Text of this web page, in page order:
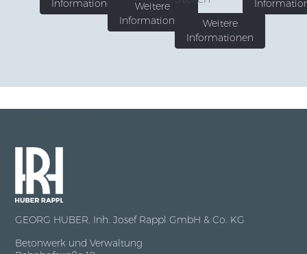
Informationen
Weitere
Informationen
Weitere
Informationen
GEORG HUBER, Inh. Josef Rappl GmbH & Co. KG
Betonwerk und Verwaltung